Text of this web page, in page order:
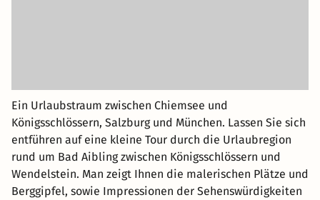
Ein Urlaubstraum zwischen Chiemsee und
Königsschlössern, Salzburg und München. Lassen Sie sich
entführen auf eine kleine Tour durch die Urlaubregion
rund um Bad Aibling zwischen Königsschlössern und
Wendelstein. Man zeigt Ihnen die malerischen Plätze und
Berggipfel, sowie Impressionen der Sehenswürdigkeiten